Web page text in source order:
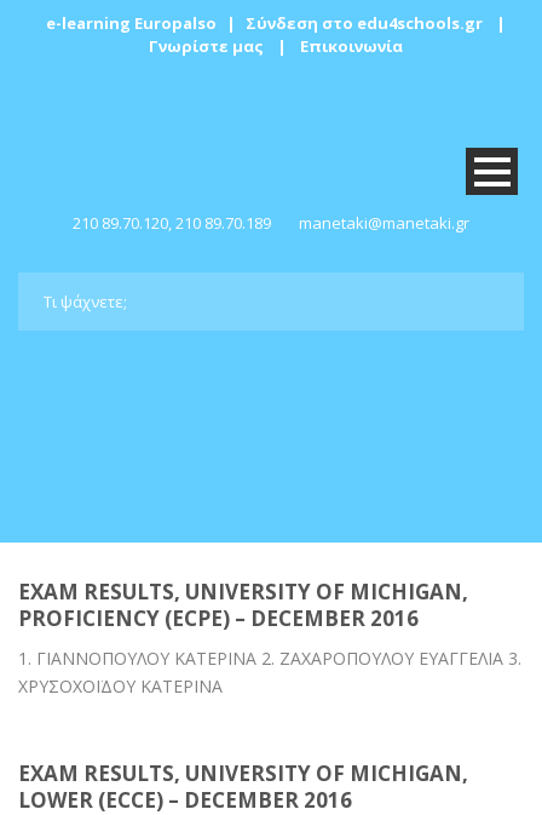
e-learning Europalso | Σύνδεση στο edu4schools.gr
|
Γνωρίστε μας
| Επικοινωνία
210 89.70.120, 210 89.70.189 manetaki@manetaki.gr
EXAM RESULTS, UNIVERSITY OF MICHIGAN,
PROFICIENCY (ECPE) – DECEMBER 2016
1. ΓΙΑΝΝΟΠΟΥΛΟΥ ΚΑΤΕΡΙΝΑ 2. ΖΑΧΑΡΟΠΟΥΛΟΥ ΕΥΑΓΓΕΛΙΑ 3.
ΧΡΥΣΟΧΟΪΔΟΥ ΚΑΤΕΡΙΝΑ
EXAM RESULTS, UNIVERSITY OF MICHIGAN,
LOWER (ECCE) – DECEMBER 2016